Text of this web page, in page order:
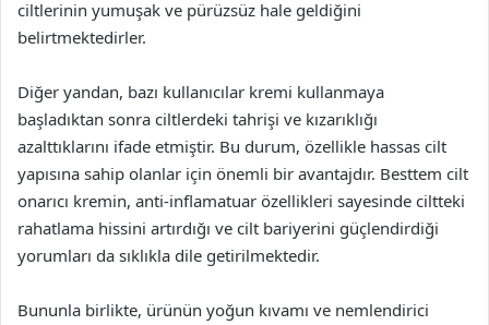
ciltlerinin yumuşak ve pürüzsüz hale geldiğini
belirtmektedirler.
Diğer yandan, bazı kullanıcılar kremi kullanmaya
başladıktan sonra ciltlerdeki tahrişi ve kızarıklığı
azalttıklarını ifade etmiştir. Bu durum, özellikle hassas cilt
yapısına sahip olanlar için önemli bir avantajdır. Besttem cilt
onarıcı kremin, anti-inflamatuar özellikleri sayesinde ciltteki
rahatlama hissini artırdığı ve cilt bariyerini güçlendirdiği
yorumları da sıklıkla dile getirilmektedir.
Bununla birlikte, ürünün yoğun kıvamı ve nemlendirici